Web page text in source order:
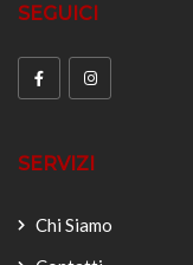
SEGUICI
SERVIZI
Chi Siamo